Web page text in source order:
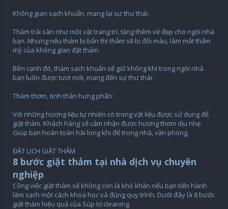
Không gian sạch khuẩn, mang lại sự thư thái:
Thảm trải sàn như một vật trang trí, tăng thêm vẻ đẹp cho ngôi nhà
bạn. Nhưng nếu thảm bị bẩn thì thảm sẽ bị đổi màu, làm mất thẩm
mỹ của không gian đặt thảm.
Bên cạnh đó, thảm sạch khuẩn sẽ giữ không khí trong ngôi nhà
bạn luôn được tươi mới, mang đến sự thư thái.
Thảm thơm, tinh thần hưng phấn:
Với những hương liệu tự nhiên có trong vật liệu được sử dụng để
giặt thảm. Khách hàng sẽ cảm nhận được hương thơm dịu nhẹ.
Giúp bạn hoàn toàn hài long khi để trong nhà, văn phòng.
ĐẶT LỊCH GIẶT THẢM
8 bước giặt thảm tại nhà dịch vụ chuyên
nghiệp
Công việc giặt thảm sẽ không còn là khó khăn nếu bạn tiến hành
làm sạch một cách khoa học và đúng quy trình. Dưới đây là 8 bước
giặt thảm hiệu quả của Súp lơ cleaning